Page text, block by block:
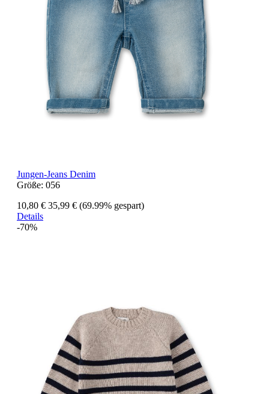
Jungen-Jeans Denim
Größe: 056
10,80 € 35,99 € (69.99% gespart)
Details
-70%